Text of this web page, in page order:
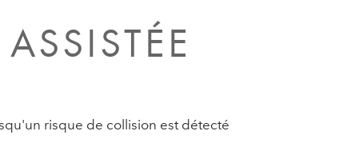
risque de collision est détecté